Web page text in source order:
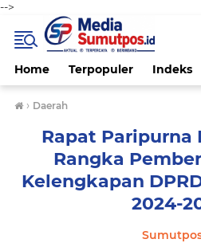
-->
Home Terpopuler Indeks
› Daerah
Rapat Paripurna
Rangka
Kelengkapan
2024-